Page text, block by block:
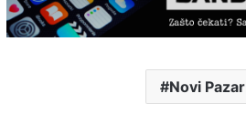
Novi Pazar